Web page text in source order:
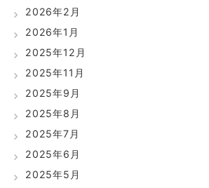
2026年2月
2026年1月
2025年12月
2025年11月
2025年9月
2025年8月
2025年7月
2025年6月
2025年5月